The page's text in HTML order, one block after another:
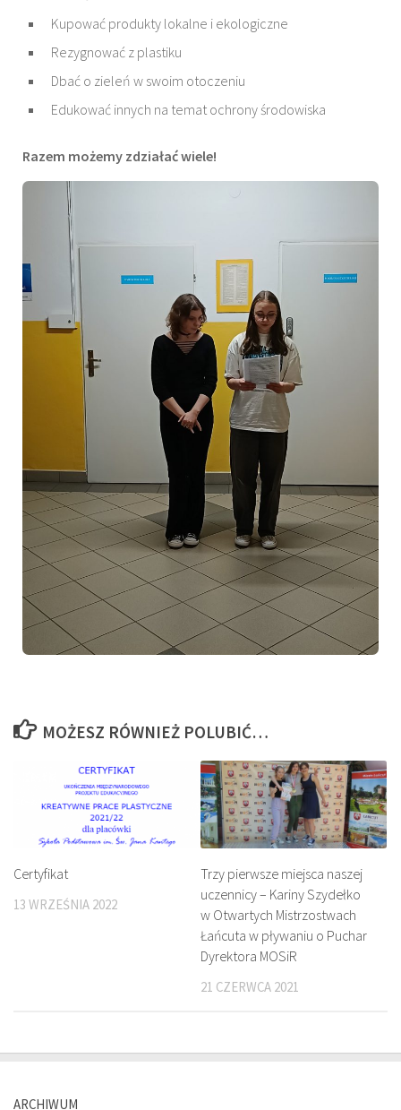
Kupować produkty lokalne i ekologiczne
Rezygnować z plastiku
Dbać o zieleń w swoim otoczeniu
Edukować innych na temat ochrony środowiska
Razem możemy zdziałać wiele!
MOŻESZ RÓWNIEŻ POLUBIĆ…
Certyfikat
13 WRZEŚNIA 2022
Trzy pierwsze miejsca naszej
uczennicy – Kariny Szydełko
w Otwartych Mistrzostwach
Łańcuta w pływaniu o Puchar
Dyrektora MOSiR
21 CZERWCA 2021
ARCHIWUM